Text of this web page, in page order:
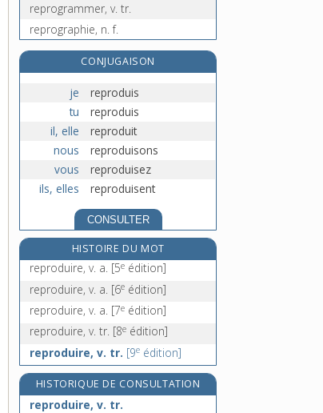
reprogrammer, v. tr.
reprographie, n. f.
reprographier, v. tr.
reprographique, adj.
réprouvable, adj.
reprouver, v. tr.
réprouver, v. tr.
CONJUGAISON
je
reproduis
tu
reproduis
il, elle
reproduit
nous
reproduisons
vous
reproduisez
ils, elles
reproduisent
CONSULTER
HISTOIRE DU MOT
reproduire, v. a. [5e édition]
reproduire, v. a. [6e édition]
reproduire, v. a. [7e édition]
reproduire, v. tr. [8e édition]
reproduire, v. tr. [9e édition]
HISTORIQUE DE CONSULTATION
reproduire, v. tr.